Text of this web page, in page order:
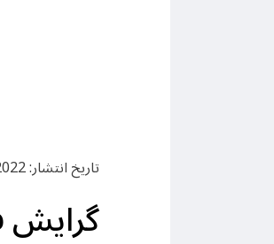
تاریخ انتشار: May 14, 2022